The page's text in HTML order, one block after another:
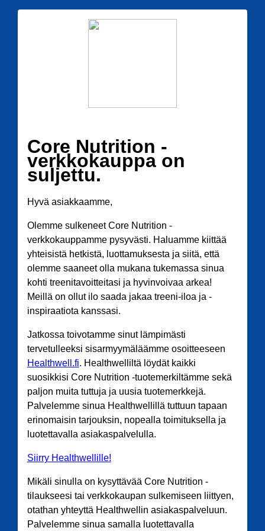
Core Nutrition -
verkkokauppa on
suljettu.
Hyvä asiakkaamme,
Olemme sulkeneet Core Nutrition -
verkkokauppamme pysyvästi. Haluamme kiittää
yhteisistä hetkistä, luottamuksesta ja siitä, että
olemme saaneet olla mukana tukemassa sinua
kohti treenitavoitteitasi ja hyvinvoivaa arkea!
Meillä on ollut ilo saada jakaa treeni-iloa ja -
inspiraatiota kanssasi.
Jatkossa toivotamme sinut lämpimästi
tervetulleeksi sisarmyymäläämme osoitteeseen
Healthwell.fi. Healthwelliltä löydät kaikki
suosikkisi Core Nutrition -tuotemerkiltämme sekä
paljon muita tuttuja ja uusia tuotemerkkejä.
Palvelemme sinua Healthwellillä tuttuun tapaan
erinomaisin tarjouksin, nopealla toimituksella ja
luotettavalla asiakaspalvelulla.
Siirry Healthwellille!
Mikäli sinulla on kysyttävää Core Nutrition -
tilaukseesi tai verkkokaupan sulkemiseen liittyen,
otathan yhteyttä Healthwellin asiakaspalveluun.
Palvelemme sinua samalla luotettavalla